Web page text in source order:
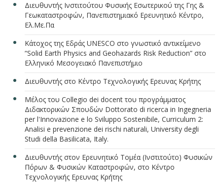
Διευθυντής Ινστιτούτου Φυσικής Εσωτερικού της Γης &
Γεωκαταστροφών, Πανεπιστημιακό Ερευνητικό Κέντρο,
Ελ.Με.Πα
Κάτοχος της Εδράς UNESCO στο γνωστικό αντικείμενο
“Solid Earth Physics and Geohazards Risk Reduction” στο
Ελληνικό Μεσογειακό Πανεπιστήμιο
Διευθυντής στο Κέντρο Τεχνολογικής Ερευνας Κρήτης
Μέλος του Collegio dei docent του προγράμματος
Διδακτορικών Σπουδών Dottorato di ricerca in Ingegneria
per l'Innovazione e lo Sviluppo Sostenibile, Curriculum 2:
Analisi e prevenzione dei rischi naturali, University degli
Studi della Basilicata, Italy.
Διευθυντής στον Ερευνητικό Τομέα (Ινστιτούτο) Φυσικών
Πόρων & Φυσικών Καταστροφών, στο Κέντρο
Τεχνολογικής Ερευνας Κρήτης